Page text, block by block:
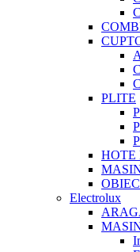
PLITE
HOTE
Electrolux